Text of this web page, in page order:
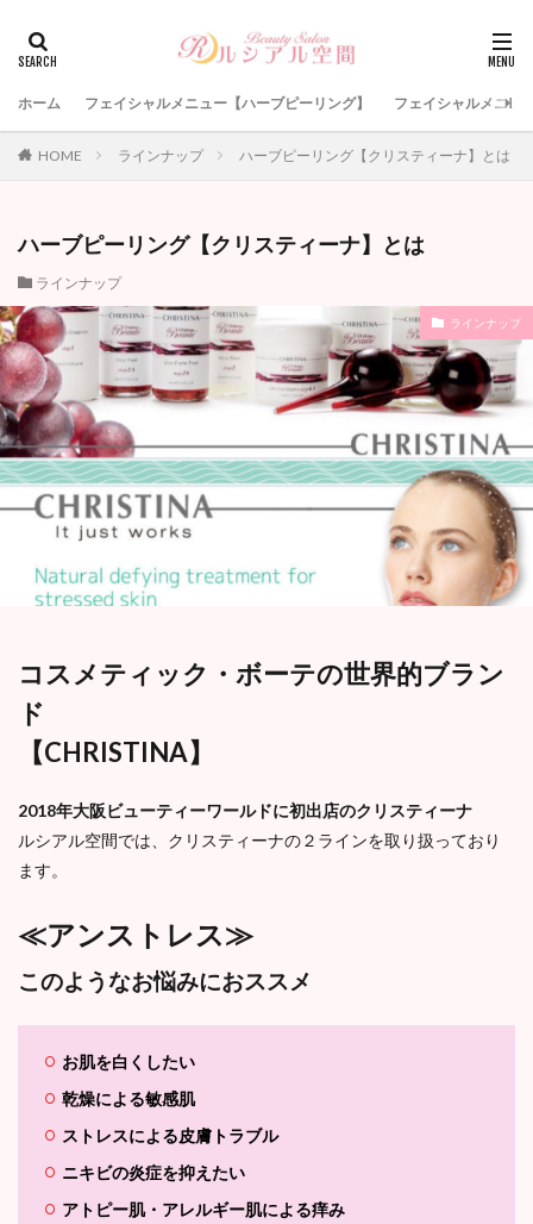
ホーム フェイシャルメニュー【ハーブピーリング】 フェイシャルメニュ
HOME ラインナップ ハーブピーリング【クリスティーナ】とは
ハーブピーリング【クリスティーナ】とは
ラインナップ
ラインナップ
コスメティック・ボーテの世界的ブラン
ド
【CHRISTINA】
2018年大阪ビューティーワールドに初出店のクリスティーナ
ルシアル空間では、クリスティーナの２ラインを取り扱っており
ます。
≪アンストレス≫
このようなお悩みにおススメ
お肌を白くしたい
乾燥による敏感肌
ストレスによる皮膚トラブル
ニキビの炎症を抑えたい
アトピー肌・アレルギー肌による痒み
検索